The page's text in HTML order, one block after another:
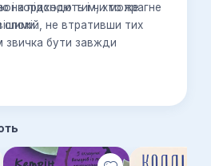
підходить і чи може
і корисною тим, хто прагне
спокій, не втративши тих
звичка бути завжди